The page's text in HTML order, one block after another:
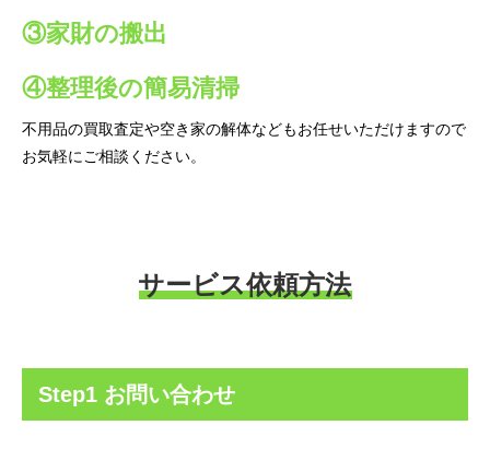
③家財の搬出
④整理後の簡易清掃
不用品の買取査定や空き家の解体などもお任せいただけますので
お気軽にご相談ください。
サービス依頼方法
Step1 お問い合わせ